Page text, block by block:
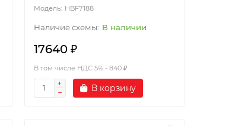
HBF7188
В наличии
17640 ₽
В том числе НДС 5% - 840 ₽
В корзину